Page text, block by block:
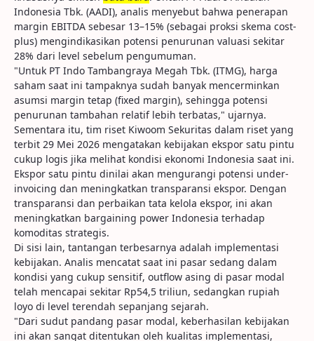
Indonesia Tbk. (AADI), analis menyebut bahwa penerapan
margin EBITDA sebesar 13–15% (sebagai proksi skema cost-
plus) mengindikasikan potensi penurunan valuasi sekitar
28% dari level sebelum pengumuman.
"Untuk PT Indo Tambangraya Megah Tbk. (ITMG), harga
saham saat ini tampaknya sudah banyak mencerminkan
asumsi margin tetap (fixed margin), sehingga potensi
penurunan tambahan relatif lebih terbatas," ujarnya.
Sementara itu, tim riset Kiwoom Sekuritas dalam riset yang
terbit 29 Mei 2026 mengatakan kebijakan ekspor satu pintu
cukup logis jika melihat kondisi ekonomi Indonesia saat ini.
Ekspor satu pintu dinilai akan mengurangi potensi under-
invoicing dan meningkatkan transparansi ekspor. Dengan
transparansi dan perbaikan tata kelola ekspor, ini akan
meningkatkan bargaining power Indonesia terhadap
komoditas strategis.
Di sisi lain, tantangan terbesarnya adalah implementasi
kebijakan. Analis mencatat saat ini pasar sedang dalam
kondisi yang cukup sensitif, outflow asing di pasar modal
telah mencapai sekitar Rp54,5 triliun, sedangkan rupiah
loyo di level terendah sepanjang sejarah.
"Dari sudut pandang pasar modal, keberhasilan kebijakan
ini akan sangat ditentukan oleh kualitas implementasi,